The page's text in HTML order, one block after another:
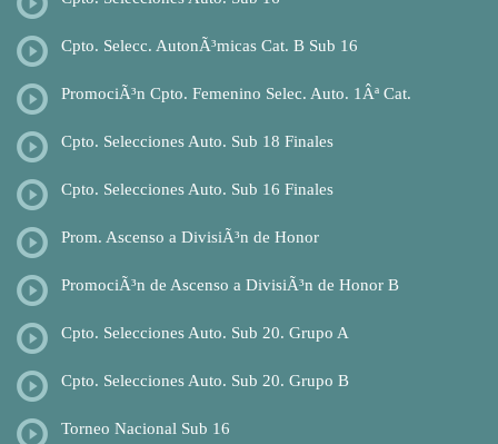
Cpto. Selecc. AutonÃ³micas Cat. B Sub 16
PromociÃ³n Cpto. Femenino Selec. Auto. 1Âª Cat.
Cpto. Selecciones Auto. Sub 18 Finales
Cpto. Selecciones Auto. Sub 16 Finales
Prom. Ascenso a DivisiÃ³n de Honor
PromociÃ³n de Ascenso a DivisiÃ³n de Honor B
Cpto. Selecciones Auto. Sub 20. Grupo A
Cpto. Selecciones Auto. Sub 20. Grupo B
Torneo Nacional Sub 16